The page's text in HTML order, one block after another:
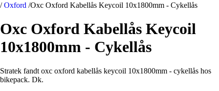
/ Oxford /Oxc Oxford Kabellås Keycoil 10x1800mm - Cykellås
Oxc Oxford Kabellås Keycoil
10x1800mm - Cykellås
Stratek fandt oxc oxford kabellås keycoil 10x1800mm - cykellås hos
bikepack. Dk.